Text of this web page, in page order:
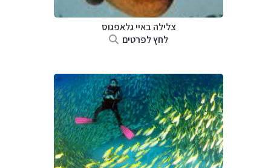
צלילה באיי גלאפגוס
לחץ לפרטים